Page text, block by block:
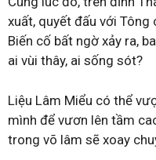
xuất, quyết đấu với Tông
Biến cố bất ngờ xảy ra,
ai vùi thây, ai sống sót?
Liệu Lâm Miểu có thể
mình để vươn lên tầm
trong võ lâm sẽ xoay